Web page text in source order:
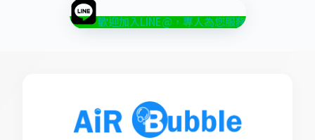
歡迎加入LINE@，專人為您服務